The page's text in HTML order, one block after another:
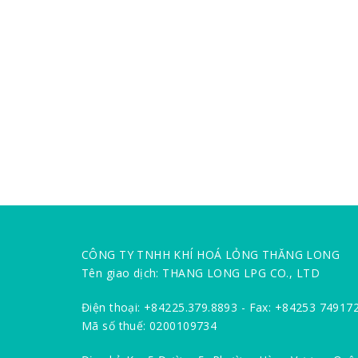
CÔNG TY TNHH KHÍ HOÁ LỎNG THĂNG LONG
Tên giao dịch: THANG LONG LPG CO., LTD
Điện thoại: +84225.379.8893 - Fax: +84253
Mã số thuế: 0200109734